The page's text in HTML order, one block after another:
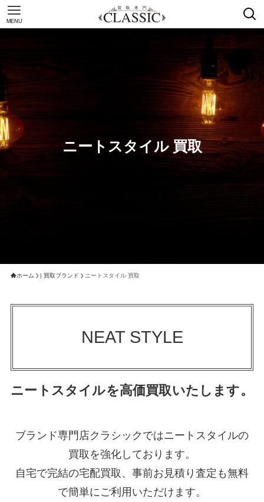
MENU
ニートスタイル 買取
ホーム | 買取ブランド ニートスタイル 買取
NEAT STYLE
ニートスタイルを高価買取いたします。
ブランド専門店クラシックではニートスタイルの
買取を強化しております。
自宅で完結の宅配買取、事前お見積り査定も無料
で簡単にご利用いただけます。